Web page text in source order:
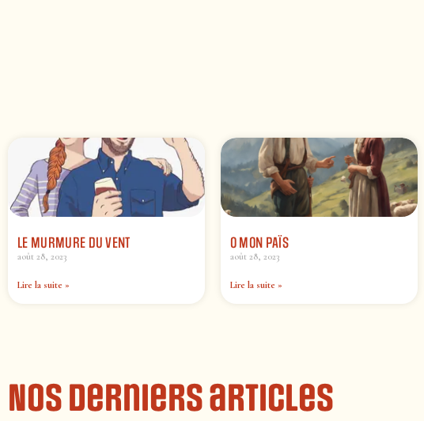
LE MURMURE DU VENT
août 28, 2023
Lire la suite »
O MON PAÏS
août 28, 2023
Lire la suite »
Nos derniers articles